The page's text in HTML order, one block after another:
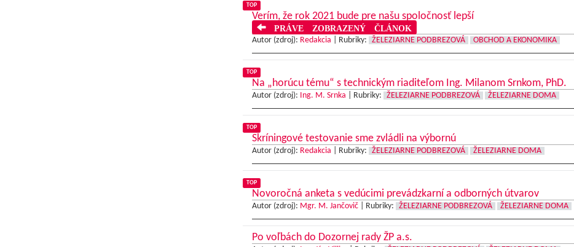
TOP
Verím, že rok 2021 bude pre našu spoločnosť lepší
PRÁVE ZOBRAZENÝ ČLÁNOK
Autor (zdroj): Redakcia Rubriky: ŽELEZIARNE PODBREZOVÁ OBCHOD A EKONOMIKA
TOP
Na „horúcu tému“ s technickým riaditeľom Ing. Milanom Srnkom, PhD.
Autor (zdroj): Ing. M. Srnka Rubriky: ŽELEZIARNE PODBREZOVÁ ŽELEZIARNE DOMA
TOP
Skríningové testovanie sme zvládli na výbornú
Autor (zdroj): Redakcia Rubriky: ŽELEZIARNE PODBREZOVÁ ŽELEZIARNE DOMA
TOP
Novoročná anketa s vedúcimi prevádzkarní a odborných útvarov
Autor (zdroj): Mgr. M. Jančovič| Rubriky: ŽELEZIARNE PODBREZOVÁ ŽELEZIARNE DOMA
Po voľbách do Dozornej rady ŽP a.s.